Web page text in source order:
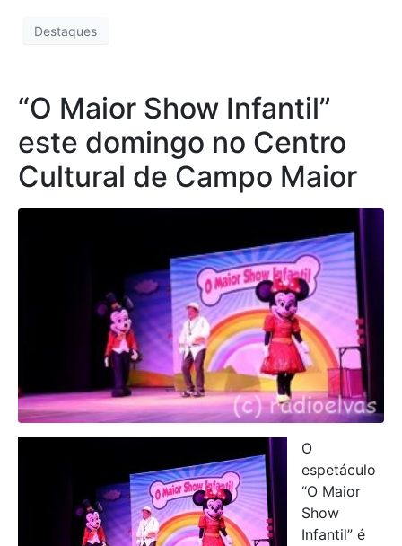
Destaques
“O Maior Show Infantil”
este domingo no Centro
Cultural de Campo Maior
O
espetáculo
“O Maior
Show
Infantil” é